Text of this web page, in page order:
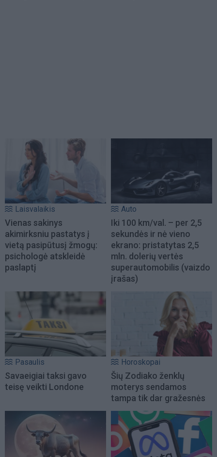
Laisvalaikis
Vienas sakinys
akimirksniu pastatys į
vietą pasipūtusį žmogų:
psichologė atskleidė
paslaptį
Auto
Iki 100 km/val. – per 2,5
sekundės ir nė vieno
ekrano: pristatytas 2,5
mln. dolerių vertės
superautomobilis (vaizdo
įrašas)
Pasaulis
Savaeigiai taksi gavo
teisę veikti Londone
Horoskopai
Šių Zodiako ženklų
moterys sendamos
tampa tik dar gražesnės